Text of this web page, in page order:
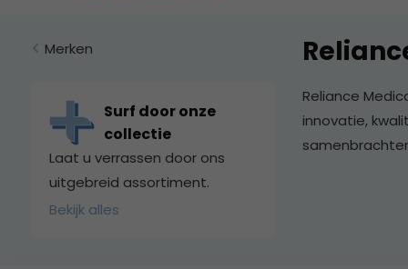
een
selecteren.
Enter
om
Merken
Surf door onze
collectie
Laat u verrassen door ons
uitgebreid assortiment.
Bekijk alles
Reliance
innovatie,